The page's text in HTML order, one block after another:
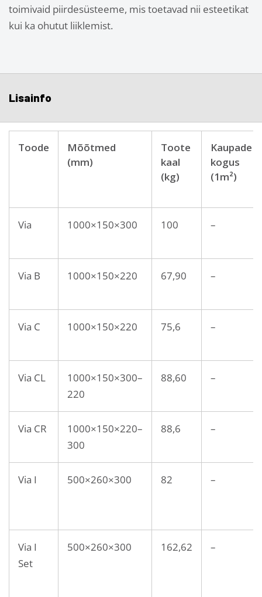
toimivaid piirdesüsteeme, mis toetavad nii esteetikat
kui ka ohutut liiklemist.
Lisainfo
Toode
Mõõtmed
(mm)
Toote
kaal
(kg)
Kaupade
kogus
(1m²)
Via 1000×150×300 100 –
Via B 1000×150×220 67,90 –
Via C 1000×150×220 75,6 –
Via CL
1000×150×300–
220
88,60 –
Via CR
1000×150×220–
300
88,6 –
Via I 500×260×300 82 –
Via I
Set
500×260×300 162,62 –